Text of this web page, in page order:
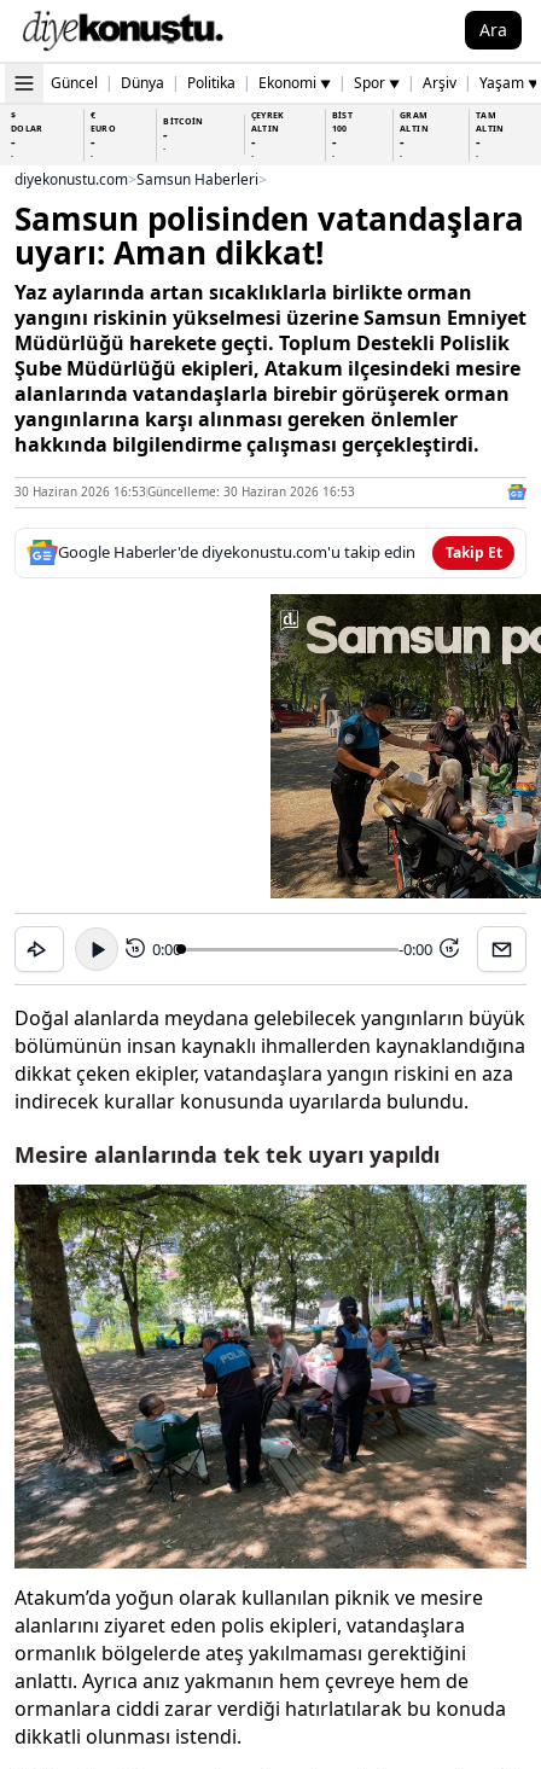
Ara
Güncel | Dünya | Politika | Ekonomi ▼ | Spor ▼ | Arşiv | Yaşam ▼
$
DOLAR
-
-
€
EURO
-
-
BİTCOİN
-
-
ÇEYREK
ALTIN
-
-
BİST
100
-
-
GRAM
ALTIN
-
-
TAM
ALTIN
-
-
diyekonustu.com>Samsun Haberleri>
Samsun polisinden vatandaşlara
uyarı: Aman dikkat!
Yaz aylarında artan sıcaklıklarla birlikte orman
yangını riskinin yükselmesi üzerine Samsun Emniyet
Müdürlüğü harekete geçti. Toplum Destekli Polislik
Şube Müdürlüğü ekipleri, Atakum ilçesindeki mesire
alanlarında vatandaşlarla birebir görüşerek orman
yangınlarına karşı alınması gereken önlemler
hakkında bilgilendirme çalışması gerçekleştirdi.
30 Haziran 2026 16:53Güncelleme: 30 Haziran 2026 16:53
Google Haberler'de diyekonustu.com'u takip edin Takip Et
15 0:00 -0:00 15
Doğal alanlarda meydana gelebilecek yangınların büyük
bölümünün insan kaynaklı ihmallerden kaynaklandığına
dikkat çeken ekipler, vatandaşlara yangın riskini en aza
indirecek kurallar konusunda uyarılarda bulundu.
Mesire alanlarında tek tek uyarı yapıldı
Atakum’da yoğun olarak kullanılan piknik ve mesire
alanlarını ziyaret eden polis ekipleri, vatandaşlara
ormanlık bölgelerde ateş yakılmaması gerektiğini
anlattı. Ayrıca anız yakmanın hem çevreye hem de
ormanlara ciddi zarar verdiği hatırlatılarak bu konuda
dikkatli olunması istendi.